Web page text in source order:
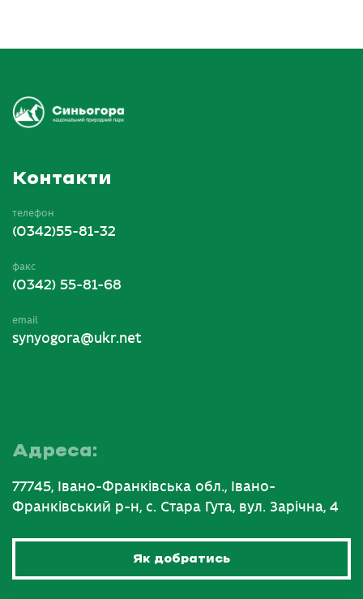
Контакти
телефон
(0342)55-81-32
факс
(0342) 55-81-68
email
synyogora@ukr.net
Адреса:
77745, Івано-Франківська обл., Івано-
Франківський р-н, с. Стара Гута, вул. Зарічна, 4
Як добратись